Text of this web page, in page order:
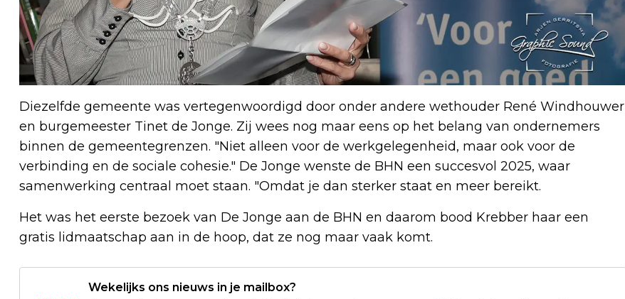
Diezelfde gemeente was vertegenwoordigd door onder andere wethouder René Windhouwer
en burgemeester Tinet de Jonge. Zij wees nog maar eens op het belang van ondernemers
binnen de gemeentegrenzen. "Niet alleen voor de werkgelegenheid, maar ook voor de
verbinding en de sociale cohesie." De Jonge wenste de BHN een succesvol 2025, waar
samenwerking centraal moet staan. "Omdat je dan sterker staat en meer bereikt.
Het was het eerste bezoek van De Jonge aan de BHN en daarom bood Krebber haar een
gratis lidmaatschap aan in de hoop, dat ze nog maar vaak komt.
Wekelijks ons nieuws in je mailbox?